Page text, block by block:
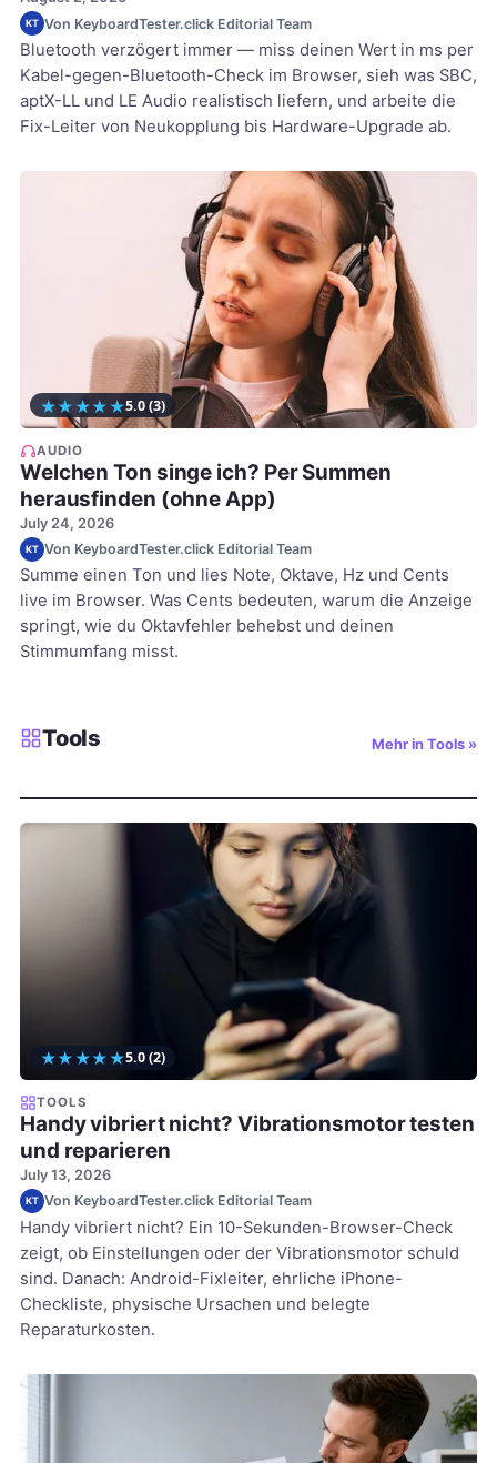
KT Von KeyboardTester.click Editorial Team
Bluetooth verzögert immer — miss deinen Wert in ms per
Kabel-gegen-Bluetooth-Check im Browser, sieh was SBC,
aptX-LL und LE Audio realistisch liefern, und arbeite die
Fix-Leiter von Neukopplung bis Hardware-Upgrade ab.
★★★★★5.0(3)
AUDIO
Welchen Ton singe ich? Per Summen
herausfinden (ohne App)
July 24, 2026
KT Von KeyboardTester.click Editorial Team
Summe einen Ton und lies Note, Oktave, Hz und Cents
live im Browser. Was Cents bedeuten, warum die Anzeige
springt, wie du Oktavfehler behebst und deinen
Stimmumfang misst.
Tools Mehr in Tools »
★★★★★5.0(2)
TOOLS
Handy vibriert nicht? Vibrationsmotor testen
und reparieren
July 13, 2026
KT Von KeyboardTester.click Editorial Team
Handy vibriert nicht? Ein 10-Sekunden-Browser-Check
zeigt, ob Einstellungen oder der Vibrationsmotor schuld
sind. Danach: Android-Fixleiter, ehrliche iPhone-
Checkliste, physische Ursachen und belegte
Reparaturkosten.